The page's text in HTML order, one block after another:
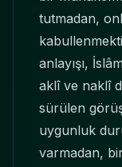
tutmadan,
anlayışı,
aklî ve naklî
sürülen
uygunluk
varmadan,